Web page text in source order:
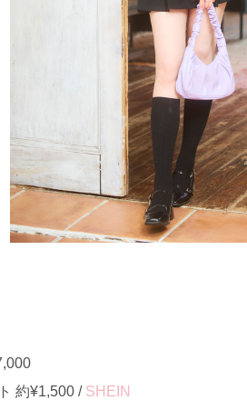
約¥1,500 / SHEIN